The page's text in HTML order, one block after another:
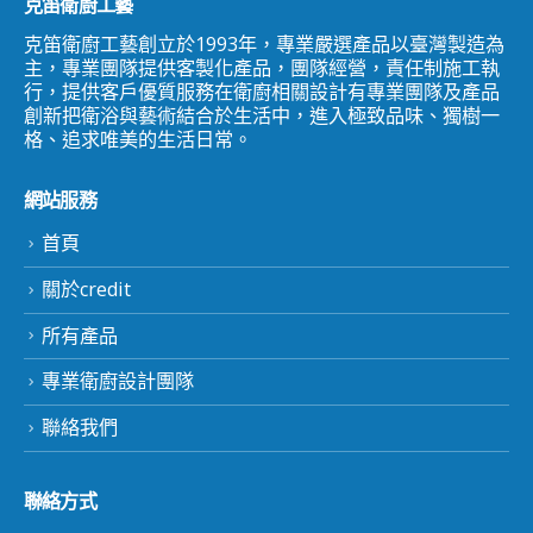
克笛衛廚工藝創立於1993年，專業嚴選產品以臺灣製造為
主，專業團隊提供客製化產品，團隊經營，責任制施工執
行，提供客戶優質服務在衛廚相關設計有專業團隊及產品
創新把衛浴與藝術結合於生活中，進入極致品味、獨樹一
格、追求唯美的生活日常。
網站服務
首頁
關於credit
所有產品
專業衛廚設計團隊
聯絡我們
聯絡方式